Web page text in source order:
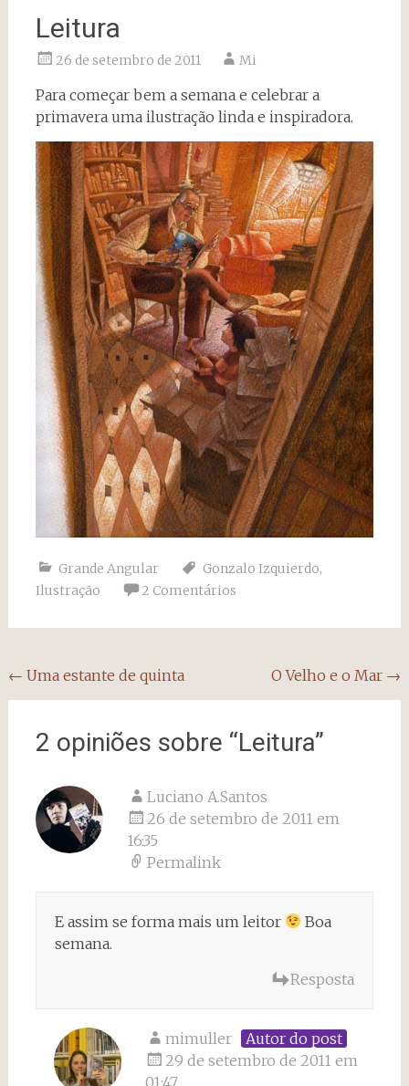
Leitura
26 de setembro de 2011 Mi
Para começar bem a semana e celebrar a
primavera uma ilustração linda e inspiradora.
Grande Angular Gonzalo Izquierdo,
Ilustração
2 Comentários
Navegação
do
post
← Uma estante de quinta O Velho e o Mar →
2 opiniões sobre “Leitura”
Luciano A.Santos
26 de setembro de 2011 em
16:35
Permalink
E assim se forma mais um leitor
Boa
semana.
Resposta
mimuller
Autor do post
29 de setembro de 2011 em
01:47